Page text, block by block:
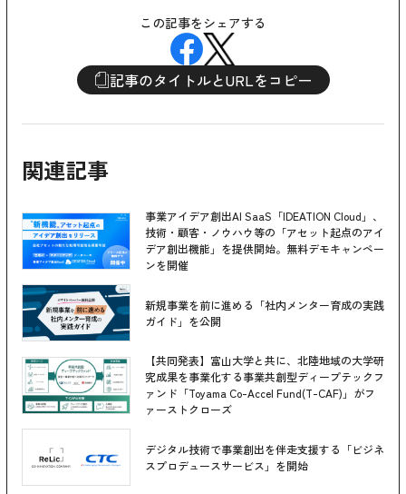
この記事をシェアする
記事のタイトルとURLをコピー
関連記事
事業アイデア創出AI SaaS「IDEATION Cloud」、
技術・顧客・ノウハウ等の「アセット起点のアイ
デア創出機能」を提供開始。無料デモキャンペー
ンを開催
新規事業を前に進める「社内メンター育成の実践
ガイド」を公開
【共同発表】富山大学と共に、北陸地域の大学研
究成果を事業化する事業共創型ディープテックフ
ァンド「Toyama Co-Accel Fund(T-CAF)」がフ
ァーストクローズ
デジタル技術で事業創出を伴走支援する「ビジネ
スプロデュースサービス」を開始